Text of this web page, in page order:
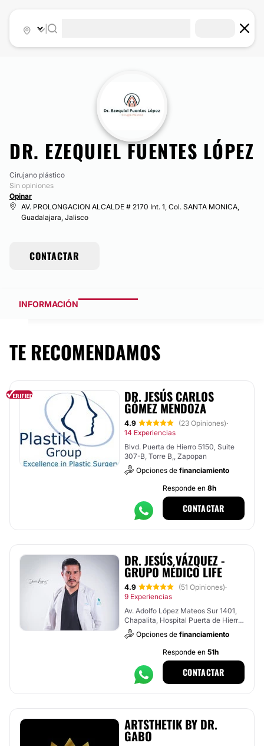
DR. EZEQUIEL FUENTES LÓPEZ
Cirujano plástico
Sin opiniones
Opinar
AV. PROLONGACION ALCALDE # 2170 Int. 1, Col. SANTA MONICA,
Guadalajara, Jalisco
CONTACTAR
INFORMACIÓN
TE RECOMENDAMOS
DR. JESÚS CARLOS
GÓMEZ MENDOZA
4.9 (23 Opiniones)·
14 Experiencias
Blvd. Puerta de Hierro 5150, Suite
307-B, Torre B,, Zapopan
Opciones de financiamiento
Responde en 8h
CONTACTAR
DR. JESÚS VÁZQUEZ -
GRUPO MÉDICO LIFE
4.9 (51 Opiniones)·
9 Experiencias
Av. Adolfo López Mateos Sur 1401,
Chapalita, Hospital Puerta de Hierro
, Tlajomulco de Zúñiga
Opciones de financiamiento
Responde en 51h
CONTACTAR
ARTSTHETIK BY DR.
GABO